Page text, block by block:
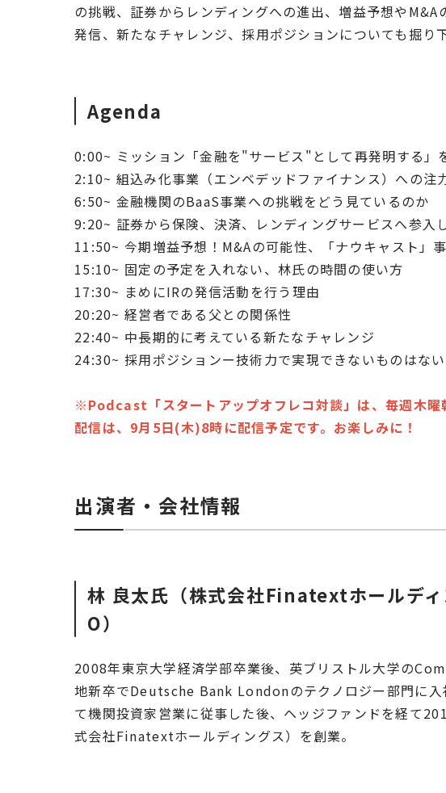
の挑戦、証券からレンディングへの進出、増益予想や
発信、新たなチャレンジ、採用ポジションについても掘り下
Agenda
0:00~ ミッション「金融を"サービス"として再発明する」
2:10~ 組込み化事業（エンベデッドファイナンス）への注
6:50~ 金融機関のBaaS事業への挑戦をどう見ているのか
9:20~ 証券から保険、決済、レンディングサービスへ参入
11:50~ 今期増益予想！M&Aの可能性、「ナウキャスト」
15:10~ 固定の予定を入れない、林氏の時間の使い方
17:30~ まめにIRの発信活動を行う理由
20:20~ 経営者である父との関係性
22:40~ 中長期的に考えている新たなチャレンジ
24:30~ 採用ポジションー技術力で実現できないものはな
※Podcast「スタートアップオフレコ対談」は、毎週木曜
配信は、9月5日(木)8時に配信予定です。お楽しみに！
出演者・会社情報
林 良太氏（株式会社Finatextホールディ
O）
2008年東京大学経済学部卒業後、英ブリストル大学の
地新卒でDeutsche Bank Londonのテクノロジー部門に入
て機関投資家営業に従事した後、ヘッジファンドを経て
式会社Finatextホールディングス）を創業。